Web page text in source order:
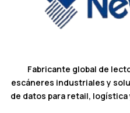
Fabricante global de
escáneres industriales y
de datos para retail,